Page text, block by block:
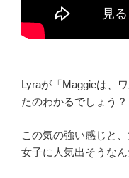
Lyraが「Maggieは、
たのわかるでしょう？
この気の強い感じと
女子に人気出そうなん